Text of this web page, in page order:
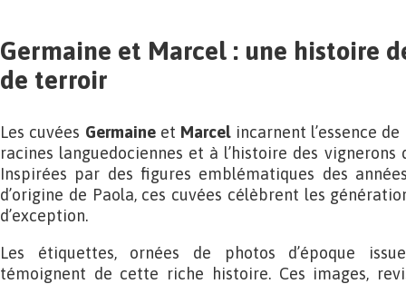
Germaine et Marcel : une histoire
de terroir
Les cuvées Germaineet Marcelincarnent l’essence
racines languedociennes et à l’histoire des
Inspirées par des figures emblématiques des
d’origine de Paola, ces cuvées célèbrent les
d’exception.
Les étiquettes, ornées de photos d’époque
témoignent de cette riche histoire. Ces images,